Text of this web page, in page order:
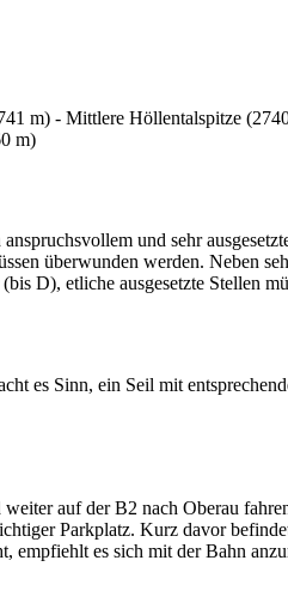
m) - Mittlere Höllentalspitze
m)
und sehr
überwunden werden. Neben
D), etliche ausgesetzte Stellen
es Sinn, ein Seil mit
auf der B2 nach Oberau
Parkplatz. Kurz davor
empfiehlt es sich mit der Bahn